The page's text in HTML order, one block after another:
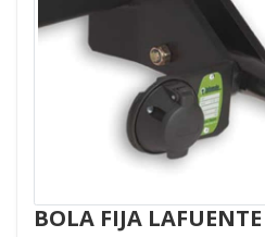
BOLA FIJA